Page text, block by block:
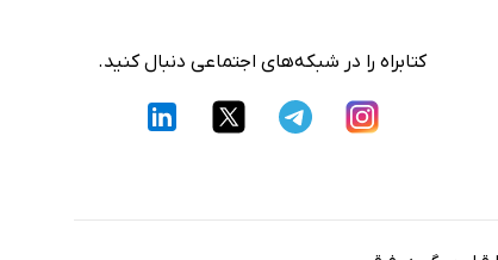
کتابراه را در شبکه‌های اجتماعی دنبال کنید.